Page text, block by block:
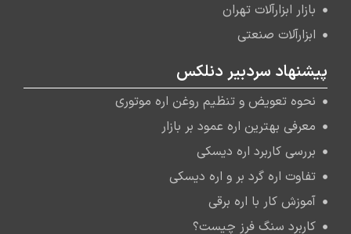
بازار ابزارآلات تهران
ابزارآلات صنعتی
پیشنهاد سردبیر دنلکس
نحوه تعویض و تنظیم روغن اره موتوری
معرفی بهترین اره عمود بر بازار
بررسی کاربرد اره دیسکی
تفاوت اره گرد بر و اره دیسکی
آموزش کار با اره برقی
کاربرد سنگ فرز چیست؟